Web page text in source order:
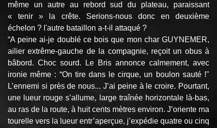
même un autre au rebord sud du plateau, paraissant
« tenir » la crête. Serions-nous donc en deuxième
échelon ? l'autre bataillon a-t-il attaqué ?
“A peine ai-je doublé ce bois que mon char GUYNEMER,
ailier extrême-gauche de la compagnie, reçoit un obus à
bâbord. Choc sourd. Le Bris annonce cal­mement, avec
ironie même : “On tire dans le cirque, un boulon sauté !"
L’ennemi si près de nous... J’ai peine à le croire. Pourtant,
une lueur rouge s’allume, large traînée horizontale là-bas,
au ras de la route, à huit cents mètres environ. J’oriente ma
tourelle vers la lueur entr’aperçue, j’expédie quatre ou cinq